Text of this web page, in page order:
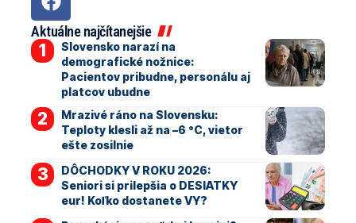
Aktuálne najčítanejšie
Slovensko narazí na
demografické nožnice:
Pacientov pribudne, personálu aj
platcov ubudne
Mrazivé ráno na Slovensku:
Teploty klesli až na –6 °C, vietor
ešte zosilnie
DÔCHODKY V ROKU 2026:
Seniori si prilepšia o DESIATKY
eur! Koľko dostanete VY?